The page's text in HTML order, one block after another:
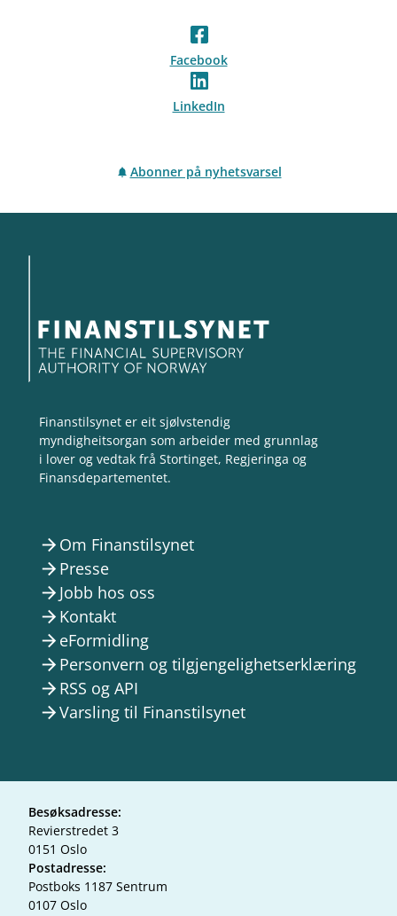
Facebook
LinkedIn
Abonner på nyhetsvarsel
Finanstilsynet er eit sjølvstendig
myndigheitsorgan som arbeider med grunnlag
i lover og vedtak frå Stortinget, Regjeringa og
Finansdepartementet.
arrow_forward Om Finanstilsynet
arrow_forward Presse
arrow_forward Jobb hos oss
arrow_forward Kontakt
arrow_forward eFormidling
arrow_forward Personvern og tilgjengelighetserklæring
arrow_forward RSS og API
arrow_forwardVarsling til Finanstilsynet
Besøksadresse:
Revierstredet 3
0151 Oslo
Postadresse:
Postboks 1187 Sentrum
0107 Oslo